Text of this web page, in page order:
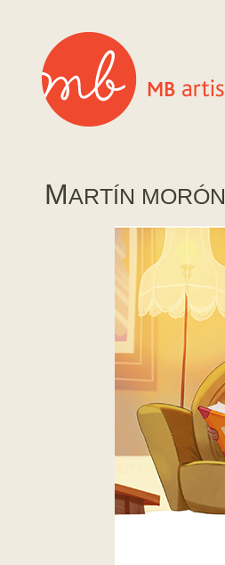
MARTÍ­N MORÓN